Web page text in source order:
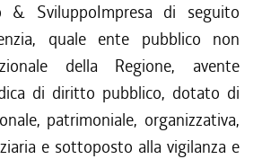
& SviluppoImpresa di seguito
quale ente pubblico non
della Regione, avente
di diritto pubblico, dotato di
patrimoniale, organizzativa,
e sottoposto alla vigilanza e